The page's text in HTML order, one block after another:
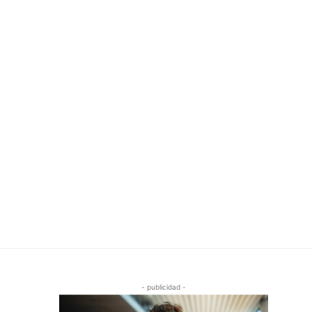
- publicidad -